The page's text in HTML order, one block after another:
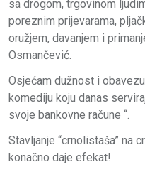
sa drogom, trgovinom
poreznim prijevarama,
oružjem, davanjem i
Osmančević.
Osjećam dužnost i
komediju koju danas
svoje bankovne račune “.
Stavljanje “crnolistaša” na
konačno daje efekat!